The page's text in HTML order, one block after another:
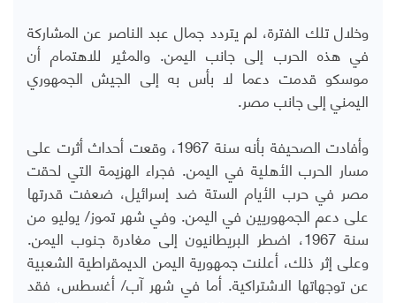
وخلال تلك الفترة، لم يتردد جمال عبد الناصر عن المشاركة
في هذه الحرب إلى جانب اليمن. والمثير للاهتمام أن
موسكو قدمت دعما لا بأس به إلى الجيش الجمهوري
اليمني إلى جانب مصر.
وأفادت الصحيفة بأنه سنة 1967، وقعت أحداث أثرت على
مسار الحرب الأهلية في اليمن. فجراء الهزيمة التي لحقت
مصر في حرب الأيام الستة ضد إسرائيل، ضعفت قدرتها
على دعم الجمهوريين في اليمن. وفي شهر تموز/ يوليو من
سنة 1967، اضطر البريطانيون إلى مغادرة جنوب اليمن.
وعلى إثر ذلك، أعلنت جمهورية اليمن الديمقراطية الشعبية
عن توجهاتها الاشتراكية. أما في شهر آب/ أغسطس، فقد